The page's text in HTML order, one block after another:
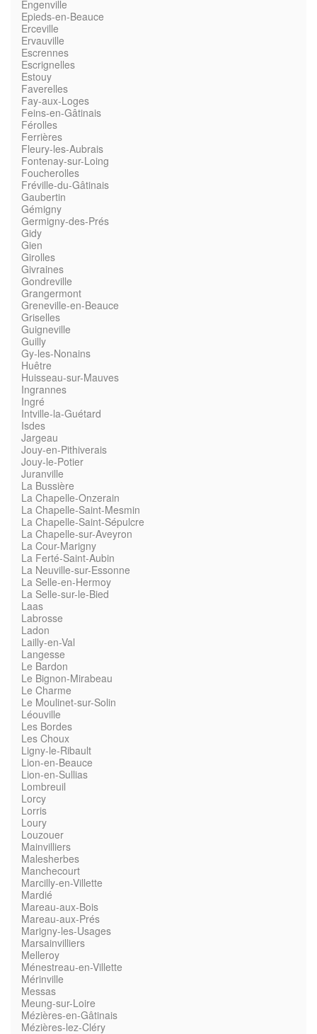
Engenville
Epieds-en-Beauce
Erceville
Ervauville
Escrennes
Escrignelles
Estouy
Faverelles
Fay-aux-Loges
Feins-en-Gâtinais
Férolles
Ferrières
Fleury-les-Aubrais
Fontenay-sur-Loing
Foucherolles
Fréville-du-Gâtinais
Gaubertin
Gémigny
Germigny-des-Prés
Gidy
Gien
Girolles
Givraines
Gondreville
Grangermont
Greneville-en-Beauce
Griselles
Guigneville
Guilly
Gy-les-Nonains
Huêtre
Huisseau-sur-Mauves
Ingrannes
Ingré
Intville-la-Guétard
Isdes
Jargeau
Jouy-en-Pithiverais
Jouy-le-Potier
Juranville
La Bussière
La Chapelle-Onzerain
La Chapelle-Saint-Mesmin
La Chapelle-Saint-Sépulcre
La Chapelle-sur-Aveyron
La Cour-Marigny
La Ferté-Saint-Aubin
La Neuville-sur-Essonne
La Selle-en-Hermoy
La Selle-sur-le-Bied
Laas
Labrosse
Ladon
Lailly-en-Val
Langesse
Le Bardon
Le Bignon-Mirabeau
Le Charme
Le Moulinet-sur-Solin
Léouville
Les Bordes
Les Choux
Ligny-le-Ribault
Lion-en-Beauce
Lion-en-Sullias
Lombreuil
Lorcy
Lorris
Loury
Louzouer
Mainvilliers
Malesherbes
Manchecourt
Marcilly-en-Villette
Mardié
Mareau-aux-Bois
Mareau-aux-Prés
Marigny-les-Usages
Marsainvilliers
Melleroy
Ménestreau-en-Villette
Mérinville
Messas
Meung-sur-Loire
Mézières-en-Gâtinais
Mézières-lez-Cléry